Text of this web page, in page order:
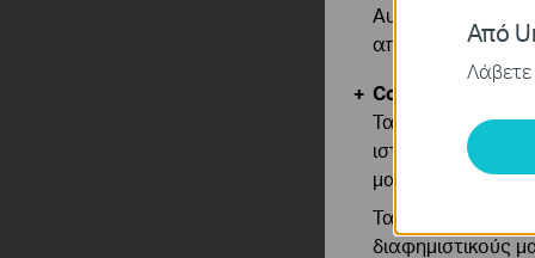
Από
Λάβετε
Αυτά τα cookie
Cookies
Τα cookie
ιστότοπό μας
μας.
Τα διαφημιστικά
διαφημιστικούς